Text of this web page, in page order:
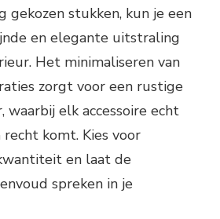
gekozen stukken, kun je een
en elegante uitstraling
Het minimaliseren van
zorgt voor een rustige
waarbij elk accessoire echt
komt. Kies voor
en laat de
spreken in je